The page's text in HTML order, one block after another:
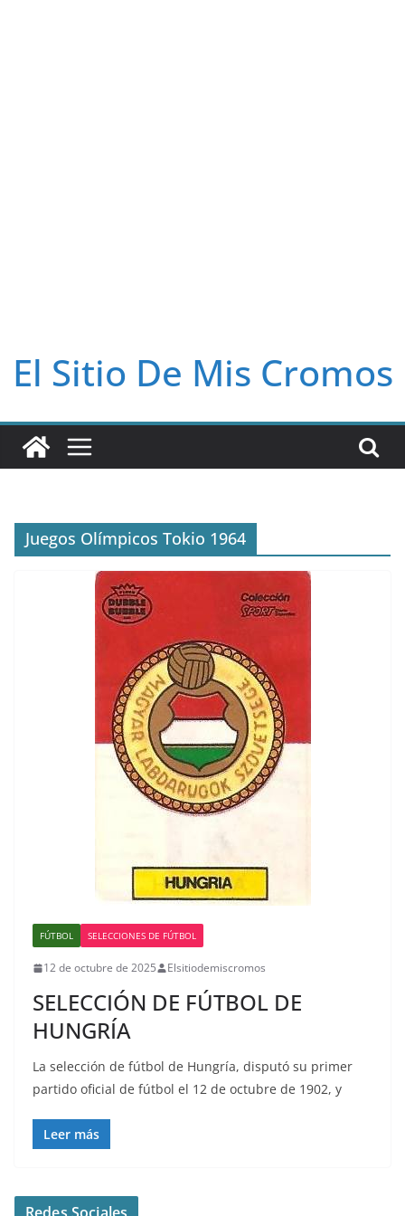
El Sitio De Mis Cromos
Juegos Olímpicos Tokio 1964
FÚTBOL SELECCIONES DE FÚTBOL
12 de octubre de 2025 Elsitiodemiscromos
SELECCIÓN DE FÚTBOL DE
HUNGRÍA
La selección de fútbol de Hungría, disputó su primer
partido oficial de fútbol el 12 de octubre de 1902, y
Leer más